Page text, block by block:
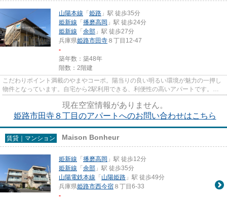
山陽本線 「姫路 」駅 徒歩35分
姫新線 「播磨高岡 」駅 徒歩24分
姫新線 「余部 」駅 徒歩27分
兵庫県姫路市田寺 ８丁目12-47
-
築年数：築48年
階数：2階建
こだわりポイント満載のやまやコーポ。陽当りの良い明るい環境が魅力の一押し
物件となっています。自宅から2駅利用できる、利便性の高いアパートです。落
ち着いた街並みが魅力のアパー...
現在空室情報がありません。
姫路市田寺８丁目のアパートへのお問い合わせはこちら
賃貸｜マンション Maison Bonheur
姫新線 「播磨高岡 」駅 徒歩12分
姫新線 「余部 」駅 徒歩35分
山陽電鉄本線 「山陽姫路 」駅 徒歩49分
兵庫県姫路市西今宿 ８丁目6-33
-